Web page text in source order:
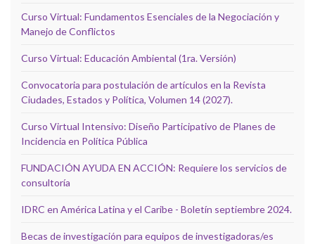
Curso Virtual: Fundamentos Esenciales de la Negociación y
Manejo de Conflictos
Curso Virtual: Educación Ambiental (1ra. Versión)
Convocatoria para postulación de artículos en la Revista
Ciudades, Estados y Política, Volumen 14 (2027).
Curso Virtual Intensivo: Diseño Participativo de Planes de
Incidencia en Política Pública
FUNDACIÓN AYUDA EN ACCIÓN: Requiere los servicios de
consultoría
IDRC en América Latina y el Caribe - Boletín septiembre 2024.
Becas de investigación para equipos de investigadoras/es